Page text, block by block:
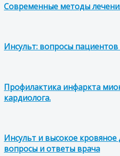
Современные методы
Инсульт: вопросы
Профилактика инфаркта
кардиолога.
Инсульт и высокое кровяное
вопросы и ответы врача